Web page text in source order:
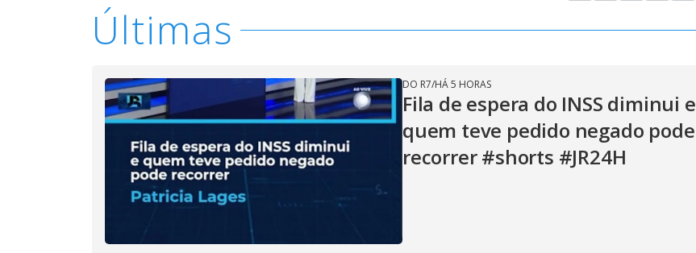
Últimas
DO R7/HÁ 5 HORAS
Fila de espera do INSS diminui e
quem teve pedido negado pode
recorrer #shorts #JR24H